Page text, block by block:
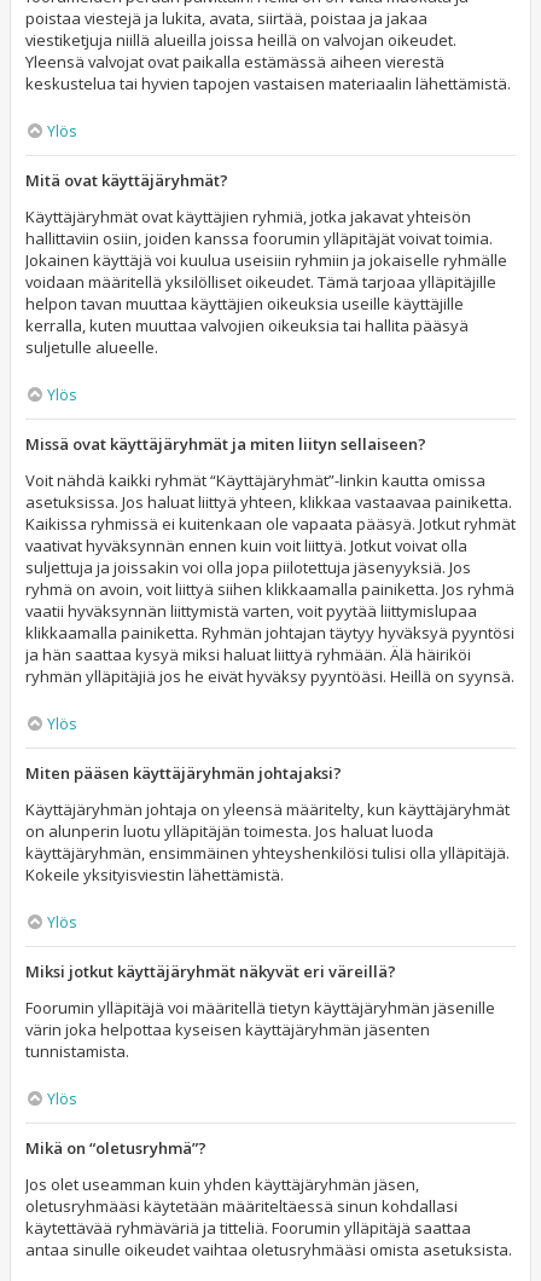
poistaa viestejä ja lukita, avata, siirtää, poistaa ja jakaa
viestiketjuja niillä alueilla joissa heillä on valvojan oikeudet.
Yleensä valvojat ovat paikalla estämässä aiheen vierestä
keskustelua tai hyvien tapojen vastaisen materiaalin lähettämistä.
Ylös
Mitä ovat käyttäjäryhmät?
Käyttäjäryhmät ovat käyttäjien ryhmiä, jotka jakavat yhteisön
hallittaviin osiin, joiden kanssa foorumin ylläpitäjät voivat toimia.
Jokainen käyttäjä voi kuulua useisiin ryhmiin ja jokaiselle ryhmälle
voidaan määritellä yksilölliset oikeudet. Tämä tarjoaa ylläpitäjille
helpon tavan muuttaa käyttäjien oikeuksia useille käyttäjille
kerralla, kuten muuttaa valvojien oikeuksia tai hallita pääsyä
suljetulle alueelle.
Ylös
Missä ovat käyttäjäryhmät ja miten liityn sellaiseen?
Voit nähdä kaikki ryhmät “Käyttäjäryhmät”-linkin kautta omissa
asetuksissa. Jos haluat liittyä yhteen, klikkaa vastaavaa painiketta.
Kaikissa ryhmissä ei kuitenkaan ole vapaata pääsyä. Jotkut ryhmät
vaativat hyväksynnän ennen kuin voit liittyä. Jotkut voivat olla
suljettuja ja joissakin voi olla jopa piilotettuja jäsenyyksiä. Jos
ryhmä on avoin, voit liittyä siihen klikkaamalla painiketta. Jos ryhmä
vaatii hyväksynnän liittymistä varten, voit pyytää liittymislupaa
klikkaamalla painiketta. Ryhmän johtajan täytyy hyväksyä pyyntösi
ja hän saattaa kysyä miksi haluat liittyä ryhmään. Älä häiriköi
ryhmän ylläpitäjiä jos he eivät hyväksy pyyntöäsi. Heillä on syynsä.
Ylös
Miten pääsen käyttäjäryhmän johtajaksi?
Käyttäjäryhmän johtaja on yleensä määritelty, kun käyttäjäryhmät
on alunperin luotu ylläpitäjän toimesta. Jos haluat luoda
käyttäjäryhmän, ensimmäinen yhteyshenkilösi tulisi olla ylläpitäjä.
Kokeile yksityisviestin lähettämistä.
Ylös
Miksi jotkut käyttäjäryhmät näkyvät eri väreillä?
Foorumin ylläpitäjä voi määritellä tietyn käyttäjäryhmän jäsenille
värin joka helpottaa kyseisen käyttäjäryhmän jäsenten
tunnistamista.
Ylös
Mikä on “oletusryhmä”?
Jos olet useamman kuin yhden käyttäjäryhmän jäsen,
oletusryhmääsi käytetään määriteltäessä sinun kohdallasi
käytettävää ryhmäväriä ja titteliä. Foorumin ylläpitäjä saattaa
antaa sinulle oikeudet vaihtaa oletusryhmääsi omista asetuksista.